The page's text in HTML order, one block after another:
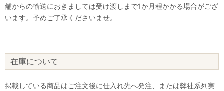
舗からの輸送におきましては受け渡しまで1か月程かかる場合がござ
います。予めご了承くださいませ。
在庫について
掲載している商品はご注文後に仕入れ先へ発注、または弊社系列実